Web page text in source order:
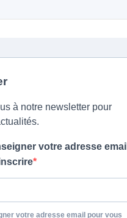
à notre newsletter pour
votre adresse email
votre adresse email pour vous